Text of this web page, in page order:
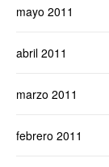
mayo 2011
abril 2011
marzo 2011
febrero 2011